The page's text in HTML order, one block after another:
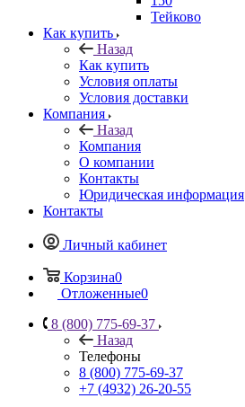
Тейково
Как купить
Назад
Как купить
Условия оплаты
Условия доставки
Компания
Назад
Компания
О компании
Контакты
Юридическая информация
Контакты
Личный кабинет
Корзина0
Отложенные0
8 (800) 775-69-37
Назад
Телефоны
8 (800) 775-69-37
+7 (4932) 26-20-55